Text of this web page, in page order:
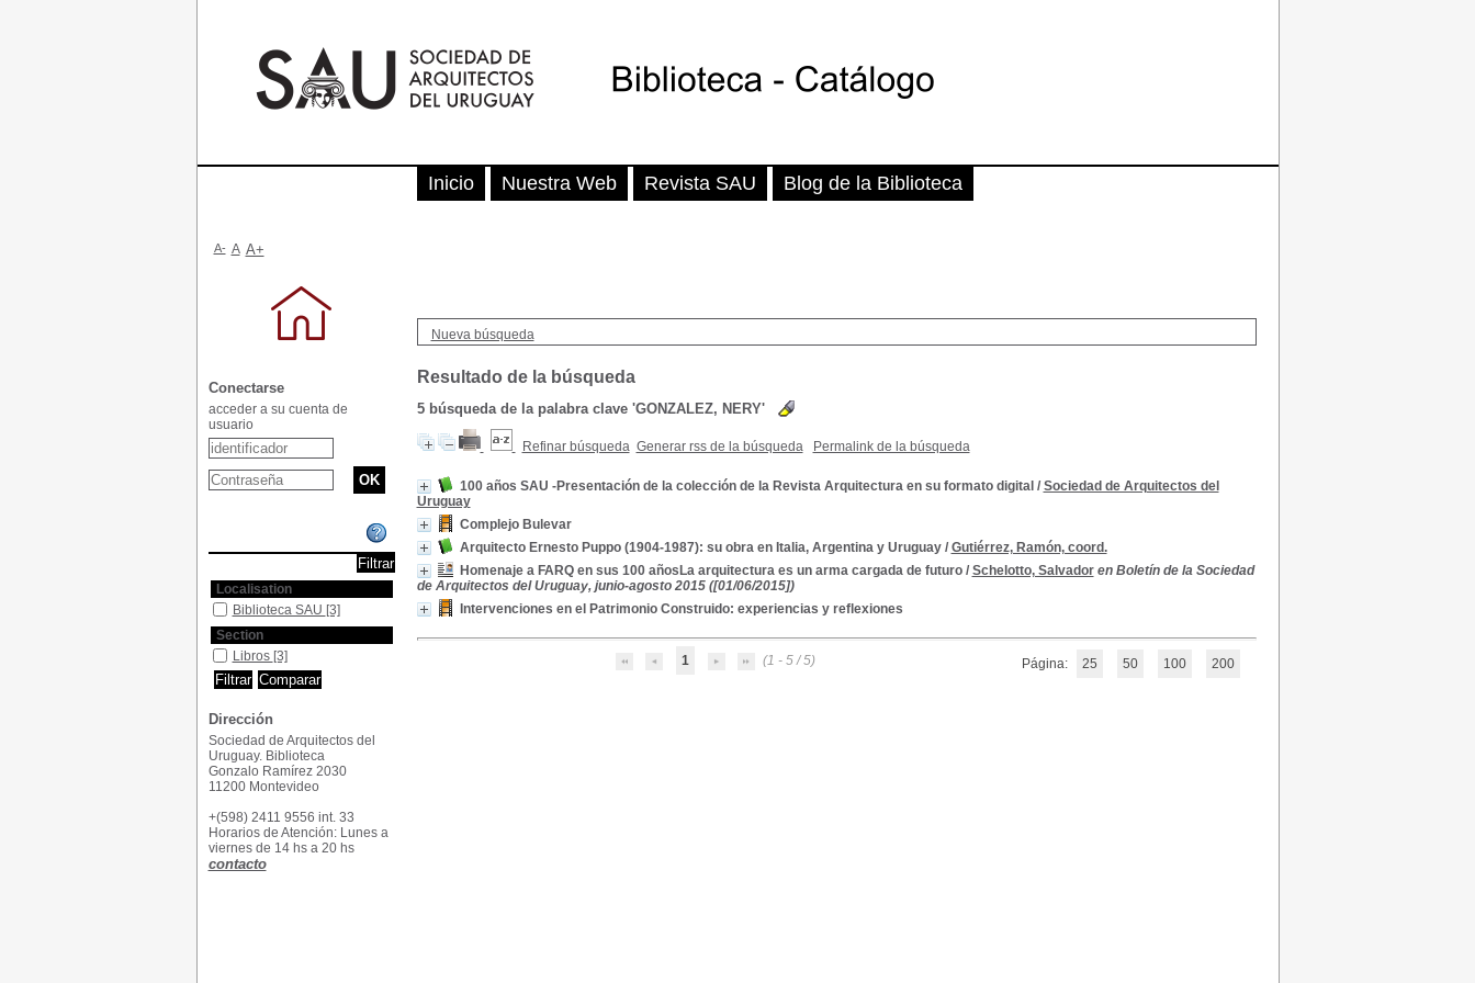
Nueva búsqueda
Resultado de la búsqueda
5búsqueda de la palabra clave 'GONZALEZ, NERY'
Refinar búsqueda Generar rss de la búsqueda Permalink de la búsqueda
100 años SAU -Presentación de la colección de la Revista Arquitectura en su formato digital / Sociedad de Arquitectos del
Uruguay
Complejo Bulevar
Arquitecto Ernesto Puppo (1904-1987): su obra en Italia, Argentina y Uruguay/ Gutiérrez, Ramón, coord.
Homenaje a FARQ en sus 100 añosLa arquitectura es un arma cargada de futuro/ Schelotto, Salvador en Boletín de la Sociedad
de Arquitectos del Uruguay, junio-agosto 2015 ([01/06/2015])
Intervenciones en el Patrimonio Construido: experiencias y reflexiones
1 (1 - 5 / 5) Página: 25 50 100 200
Inicio Nuestra Web Revista SAU Blog de la Biblioteca
A- A A+
Conectarse
acceder a su cuenta de
usuario
Localisation
Biblioteca SAU [3]
Section
Libros [3]
Dirección
Sociedad de Arquitectos del
Uruguay. Biblioteca
Gonzalo Ramírez 2030
11200 Montevideo
+(598) 2411 9556 int. 33
Horarios de Atención: Lunes a
viernes de 14 hs a 20 hs
contacto